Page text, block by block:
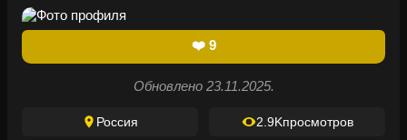
❤️ 9
Обновлено 23.11.2025.
Россия 2.9Kпросмотров